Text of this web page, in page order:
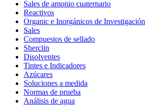
Sales de amonio cuaternario
Reactivos
Organic e Inorgánicos de Investigación
Sales
Compuestos de sellado
Sherclin
Disolventes
Tintes e Indicadores
Azúcares
Soluciones a medida
Normas de prueba
Análisis de agua